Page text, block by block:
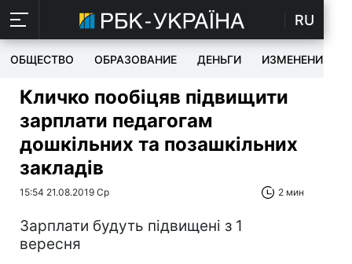
RU
ОБЩЕСТВО ОБРАЗОВАНИЕ ДЕНЬГИ ИЗМЕНЕНИЯ
Кличко пообіцяв підвищити
зарплати педагогам
дошкільних та позашкільних
закладів
15:54 21.08.2019 Ср 2 мин
Зарплати будуть підвищені з 1
вересня